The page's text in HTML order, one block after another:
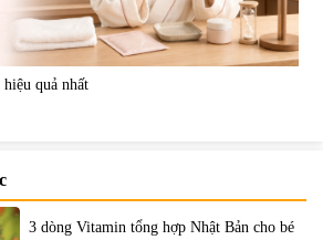
quả nhất
3 dòng Vitamin tổng hợp Nhật Bản cho bé